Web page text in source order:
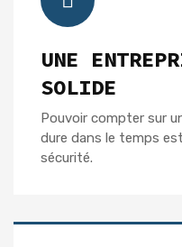
UNE
SOLIDE
Pouvoir compter sur
dure dans le temps
sécurité.